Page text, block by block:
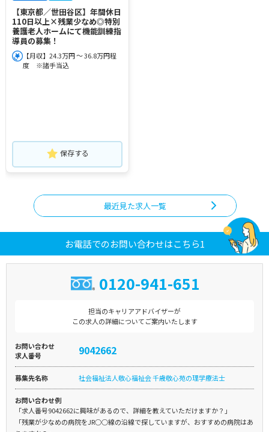
【東京都／世田谷区】年間休日
110日以上×残業少なめ◎特別
養護老人ホームにて機能訓練指
導員の募集！
【月収】24.3万円 ～ 36.8万円程
度 ※諸手当込
保存する
最近見た求人一覧
お電話でのお問い合わせはこちら1
0120-941-651
担当のキャリアアドバイザーが
この求人の詳細についてご案内いたします
お問い合わせ
求人番号
9042662
募集先名称 社会福祉法人敬心福祉会 千歳敬心苑の理学療法士
お問い合わせ例
「求人番号9042662に興味があるので、詳細を教えていただけますか？」
「残業が少なめの病院をJR○○線の沿線で探していますが、おすすめの病院はあ